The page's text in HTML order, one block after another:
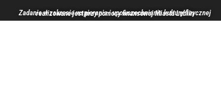
Zadanie w zakresie wspierania i upowszechniania kultury fizycznej realizowane jest przy pomocy finansowej Miasta Lublin